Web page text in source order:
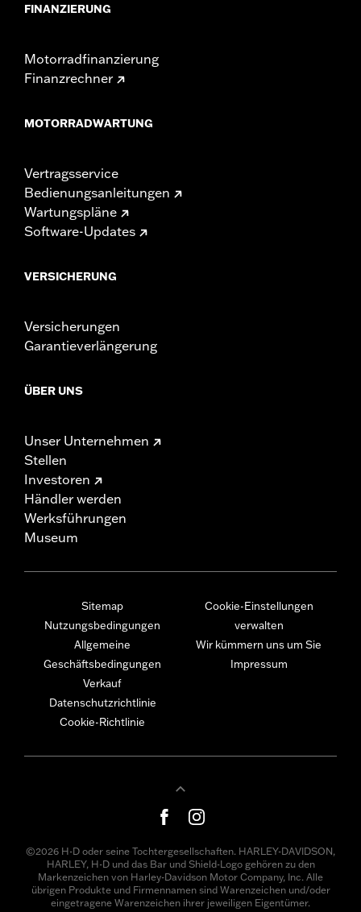
FINANZIERUNG
Motorradfinanzierung
Finanzrechner
MOTORRADWARTUNG
Vertragsservice
Bedienungsanleitungen
Wartungspläne
Software-Updates
VERSICHERUNG
Versicherungen
Garantieverlängerung
ÜBER UNS
Unser Unternehmen
Stellen
Investoren
Händler werden
Werksführungen
Museum
Sitemap
Nutzungsbedingungen
Allgemeine
Geschäftsbedingungen
Verkauf
Datenschutzrichtlinie
Cookie-Richtlinie
Cookie-Einstellungen
verwalten
Wir kümmern uns um Sie
Impressum
©2026 H-D oder seine Tochtergesellschaften. HARLEY-DAVIDSON,
HARLEY, H-D und das Bar und Shield-Logo gehören zu den
Markenzeichen von Harley-Davidson Motor Company, Inc. Alle
übrigen Produkte und Firmennamen sind Warenzeichen und/oder
eingetragene Warenzeichen ihrer jeweiligen Eigentümer.